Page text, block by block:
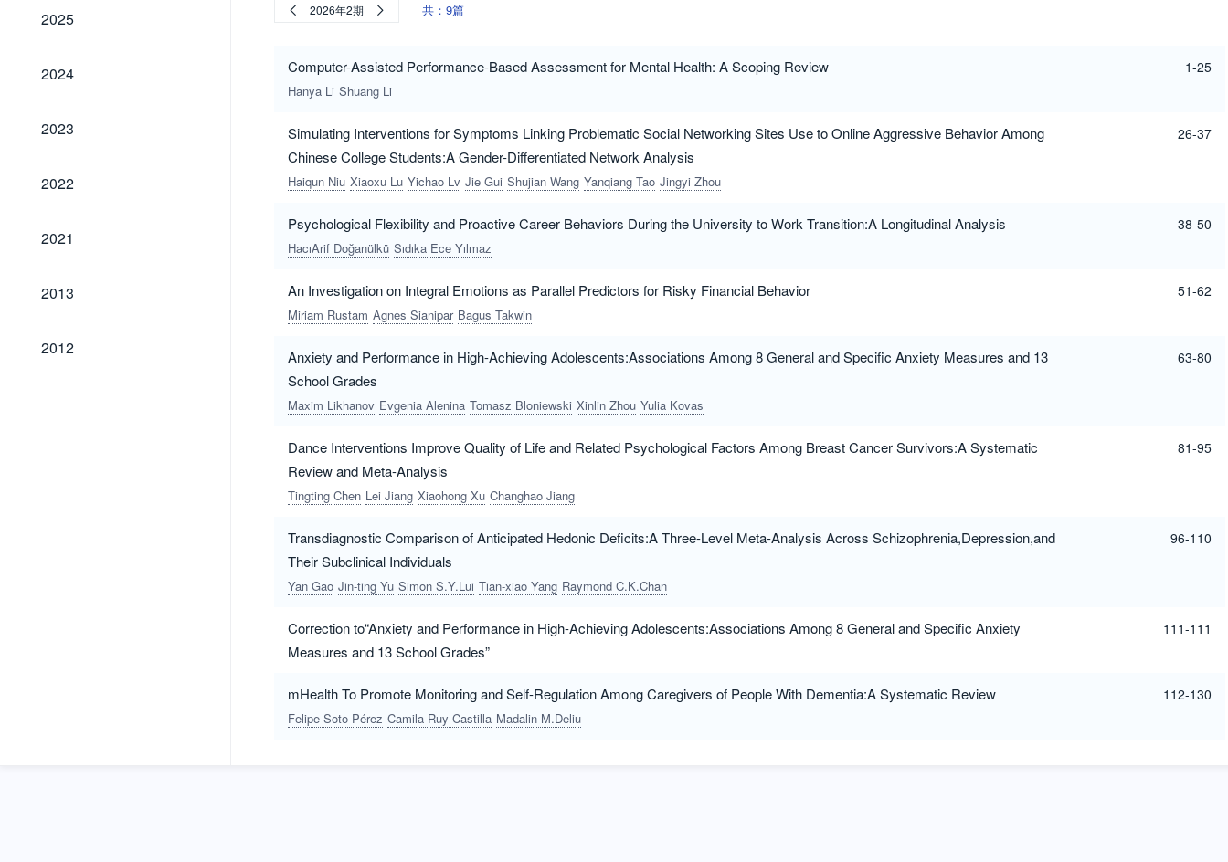
2025
2025
2024
2024
2023
2023
2022
2022
2021
2021
2013
2013
2012
2012
2026年2期 共：9篇
Computer-Assisted Performance-Based Assessment for Mental Health: A Scoping Review
Hanya Li Shuang Li
1-25
Simulating Interventions for Symptoms Linking Problematic Social Networking Sites Use to Online Aggressive Behavior Among
Chinese College Students:A Gender-Differentiated Network Analysis
Haiqun Niu Xiaoxu Lu Yichao Lv Jie Gui Shujian Wang Yanqiang Tao Jingyi Zhou
26-37
Psychological Flexibility and Proactive Career Behaviors During the University to Work Transition:A Longitudinal Analysis
HacıArif Doğanülkü Sıdıka Ece Yılmaz
38-50
An Investigation on Integral Emotions as Parallel Predictors for Risky Financial Behavior
Miriam Rustam Agnes Sianipar Bagus Takwin
51-62
Anxiety and Performance in High-Achieving Adolescents:Associations Among 8 General and Specific Anxiety Measures and 13
School Grades
Maxim Likhanov Evgenia Alenina Tomasz Bloniewski Xinlin Zhou Yulia Kovas
63-80
Dance Interventions Improve Quality of Life and Related Psychological Factors Among Breast Cancer Survivors:A Systematic
Review and Meta-Analysis
Tingting Chen Lei Jiang Xiaohong Xu Changhao Jiang
81-95
Transdiagnostic Comparison of Anticipated Hedonic Deficits:A Three-Level Meta-Analysis Across Schizophrenia,Depression,and
Their Subclinical Individuals
Yan Gao Jin-ting Yu Simon S.Y.Lui Tian-xiao Yang Raymond C.K.Chan
96-110
Correction to“Anxiety and Performance in High-Achieving Adolescents:Associations Among 8 General and Specific Anxiety
Measures and 13 School Grades”
111-111
mHealth To Promote Monitoring and Self-Regulation Among Caregivers of People With Dementia:A Systematic Review
Felipe Soto-Pérez Camila Ruy Castilla Madalin M.Deliu
112-130